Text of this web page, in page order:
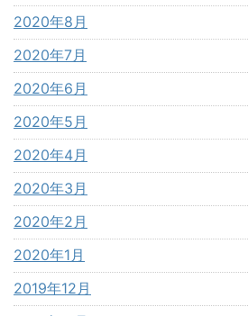
2020年8月
2020年7月
2020年6月
2020年5月
2020年4月
2020年3月
2020年2月
2020年1月
2019年12月